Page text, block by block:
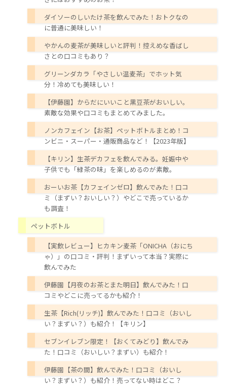
ダイソーのしいたけ茶を飲んでみた！おトクなの
に普通に美味しい！
やかんの麦茶が美味しいと評判！控えめな香ばし
さとの口コミもあり？
グリーンダカラ「やさしい温麦茶」でホット気
分！冷めても美味しい！
【伊藤園】からだにいいこと黒豆茶がおいしい。
素敵な効果や口コミもまとめてみました。
ノンカフェイン【お茶】ペットボトルまとめ！コ
ンビニ・スーパー・通販商品など！【2023年版】
【キリン】生茶デカフェを飲んでみる。妊娠中や
子供でも「緑茶の味」を楽しめるのが素敵。
おーいお茶【カフェインゼロ】飲んでみた！口コ
ミ（まずい？おいしい？）やどこで売っているか
も調査！
ペットボトル
【実飲レビュー】ヒカキン麦茶「ONICHA（おにち
ゃ）」の口コミ・評判！まずいって本当？実際に
飲んでみた
伊藤園【月夜のお茶とまた明日】飲んでみた！口
コミやどこに売ってるかも紹介！
生茶【Rich(リッチ)】飲んでみた！口コミ（おいし
い？まずい？）も紹介！【キリン】
セブンイレブン限定！【おくてみどり】飲んでみ
た！口コミ（おいしい？まずい）も紹介！
伊藤園【茶の間】飲んでみた！口コミ（おいし
い？まずい？）も紹介！売ってない時はどこ？